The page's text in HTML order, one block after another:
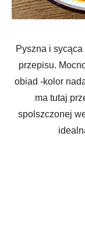
Pyszna i
przepisu.
obiad -kolor
ma tutaj
spolszczonej